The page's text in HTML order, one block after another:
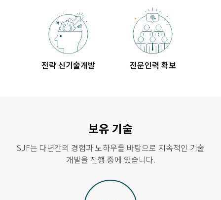
전략 신기술개발 전문인력 확보
보유 기술
SJF는 다년간의 경험과 노하우를 바탕으로 지속적인 기술
개발을 진행 중에 있습니다.